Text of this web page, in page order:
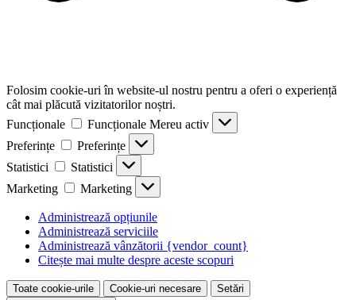
Folosim cookie-uri în website-ul nostru pentru a oferi o experiență
cât mai plăcută vizitatorilor noștri.
Funcționale
Funcționale Mereu activ
Preferințe
Preferințe
Statistici
Statistici
Marketing
Marketing
Administrează opțiunile
Administrează serviciile
Administrează vânzătorii {vendor_count}
Citește mai multe despre aceste scopuri
Toate cookie-urile Cookie-uri necesare
Setări